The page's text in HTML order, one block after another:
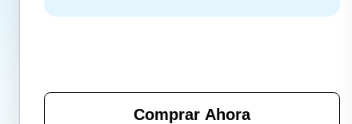
Comprar Ahora